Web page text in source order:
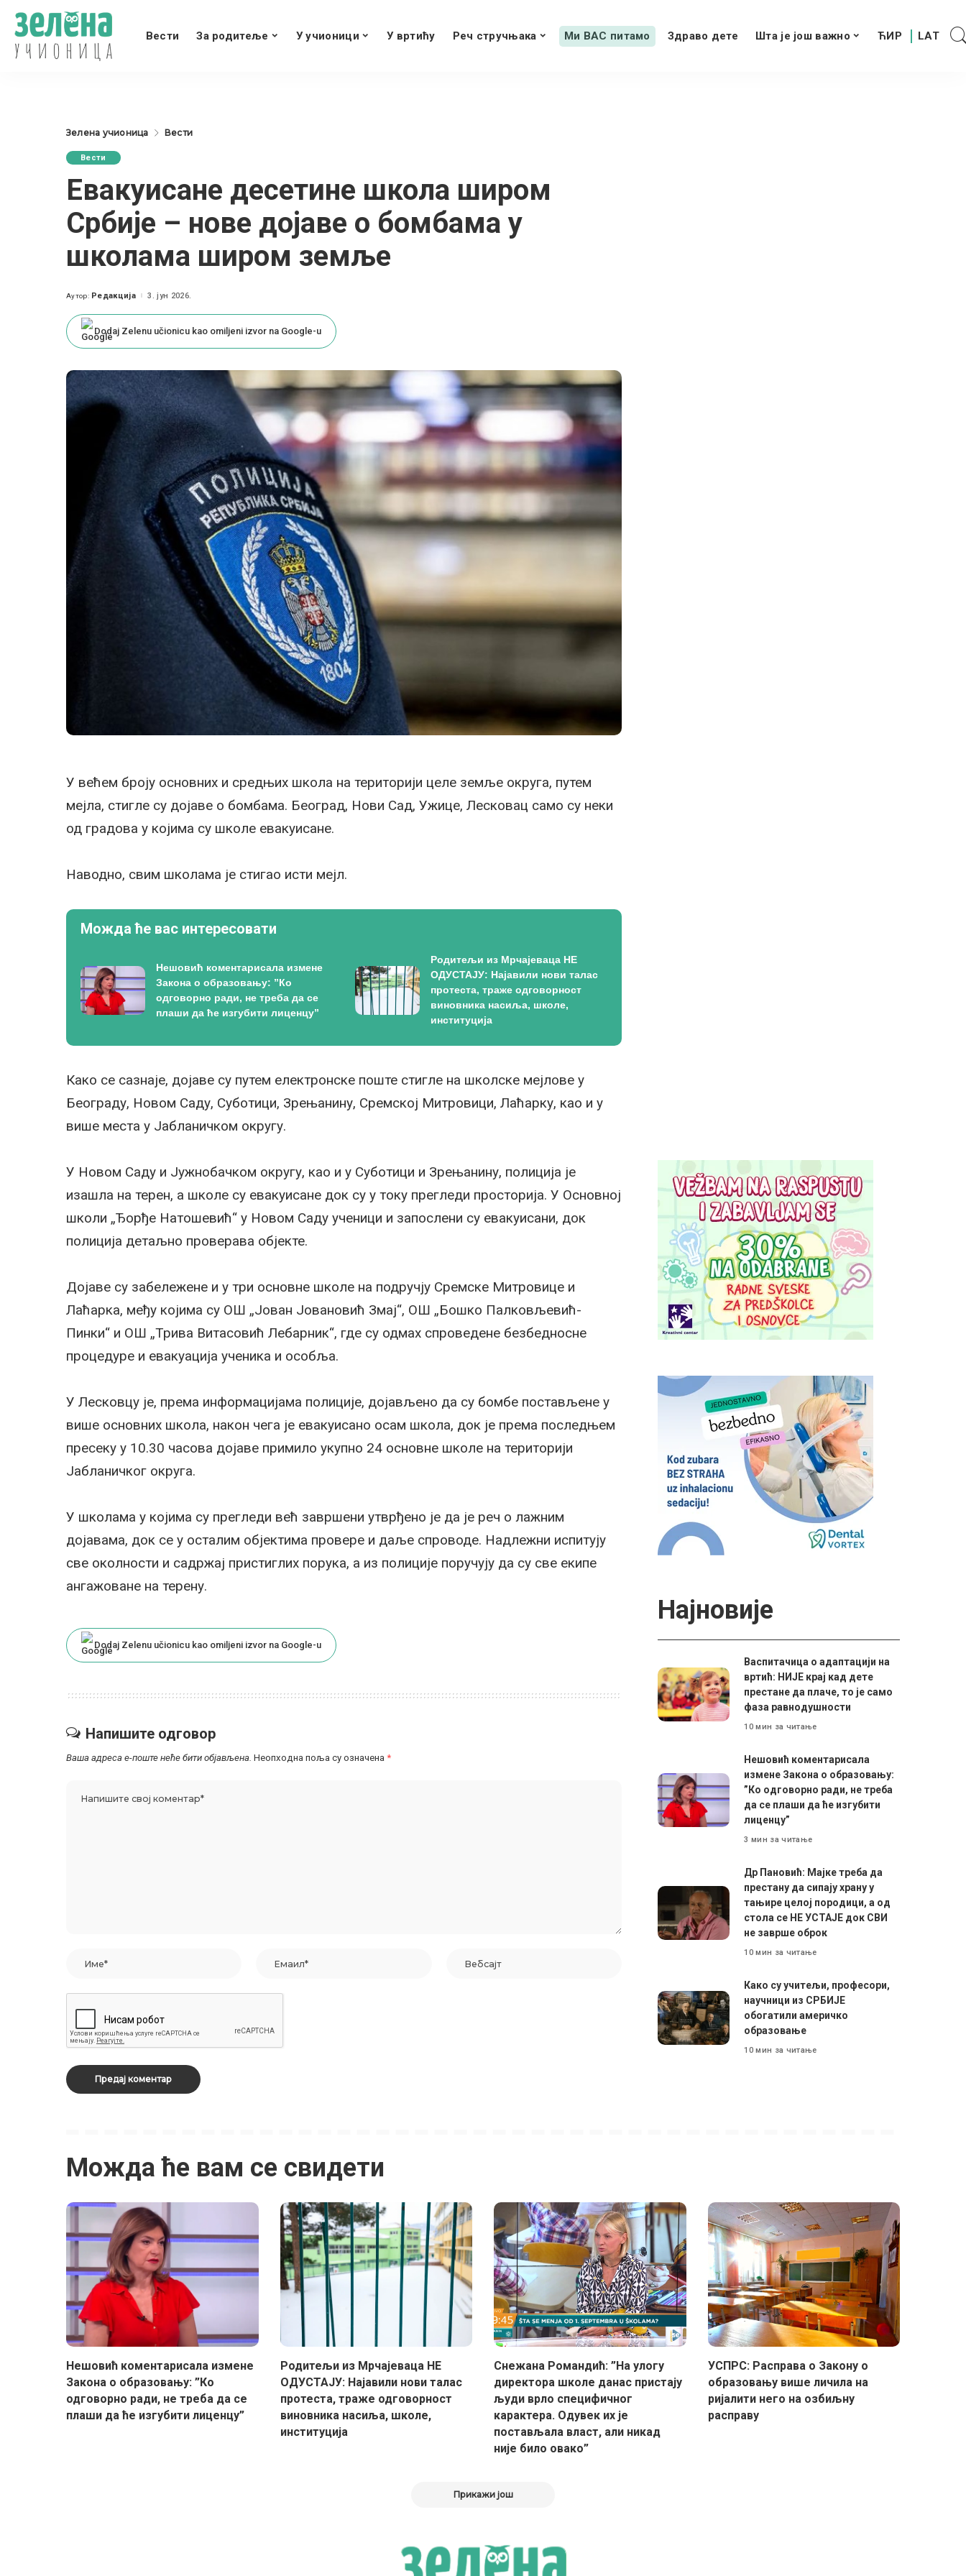
Вести За родитеље У учионици У вртићу Реч стручњака Ми ВАС питамо Здраво дете Шта је још важно
Зелена учионица Вести
Вести
Евакуисане десетине школа широм
Србије – нове дојаве о бомбама у
школама широм земље
Posted
Аутор: Редакција 3. јун 2026.
Dodaj Zelenu učionicu kao omiljeni izvor na Google-u
У већем броју основних и средњих школа на територији целе земље округа, путем
мејла, стигле су дојаве о бомбама. Београд, Нови Сад, Ужице, Лесковац само су неки
од градова у којима су школе евакуисане.
Наводно, свим школама је стигао исти мејл.
Можда ће вас интересовати
Нешовић коментарисала измене
Закона о образовању: ”Ко
одговорно ради, не треба да се
плаши да ће изгубити лиценцу”
Родитељи из Мрчајеваца НЕ
ОДУСТАЈУ: Најавили нови талас
протеста, траже одговорност
виновника насиља, школе,
институција
Како се сазнаје, дојаве су путем електронске поште стигле на школске мејлове у
Београду, Новом Саду, Суботици, Зрењанину, Сремској Митровици, Лаћарку, као и у
више места у Јабланичком округу.
У Новом Саду и Јужнобачком округу, као и у Суботици и Зрењанину, полиција је
изашла на терен, а школе су евакуисане док су у току прегледи просторија. У Основној
школи „Ђорђе Натошевић“ у Новом Саду ученици и запослени су евакуисани, док
полиција детаљно проверава објекте.
Дојаве су забележене и у три основне школе на подручју Сремске Митровице и
Лаћарка, међу којима су ОШ „Јован Јовановић Змај“, ОШ „Бошко Палковљевић-
Пинки“ и ОШ „Трива Витасовић Лебарник“, где су одмах спроведене безбедносне
процедуре и евакуација ученика и особља.
У Лесковцу је, према информацијама полиције, дојављено да су бомбе постављене у
више основних школа, након чега је евакуисано осам школа, док је према последњем
пресеку у 10.30 часова дојаве примило укупно 24 основне школе на територији
Јабланичког округа.
У школама у којима су прегледи већ завршени утврђено је да је реч о лажним
дојавама, док се у осталим објектима провере и даље спроводе. Надлежни испитују
све околности и садржај пристиглих порука, а из полиције поручују да су све екипе
ангажоване на терену.
Dodaj Zelenu učionicu kao omiljeni izvor na Google-u
Напишите одговор
Ваша адреса е-поште неће бити објављена. Неопходна поља су означена *
Најновије
Васпитачица о адаптацији на
вртић: НИЈЕ крај кад дете
престане да плаче, то је само
фаза равнодушности
10 мин за читање
Нешовић коментарисала
измене Закона о образовању:
”Ко одговорно ради, не треба
да се плаши да ће изгубити
лиценцу”
3 мин за читање
Др Пановић: Мајке треба да
престану да сипају храну у
тањире целој породици, а од
стола се НЕ УСТАЈЕ док СВИ
не заврше оброк
10 мин за читање
Како су учитељи, професори,
научници из СРБИЈЕ
обогатили америчко
образовање
10 мин за читање
Можда ће вам се свидети
Нешовић коментарисала измене
Закона о образовању: ”Ко
одговорно ради, не треба да се
плаши да ће изгубити лиценцу”
Родитељи из Мрчајеваца НЕ
ОДУСТАЈУ: Најавили нови талас
протеста, траже одговорност
виновника насиља, школе,
институција
Снежана Романдић: ”На улогу
директора школе данас пристају
људи врло специфичног
карактера. Одувек их је
постављала власт, али никад
није било овако”
УСПРС: Расправа о Закону о
образовању више личила на
ријалити него на озбиљну
расправу
Прикажи још